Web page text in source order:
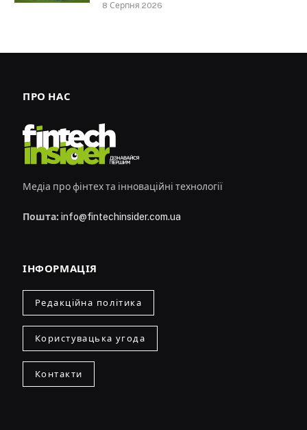
8 Серпня 2026
ПРО НАС
Медіа про фінтех та інноваційні технології
Пошта: info@fintechinsider.com.ua
ІНФОРМАЦІЯ
Редакційна політика
Користувацька угода
Контакти